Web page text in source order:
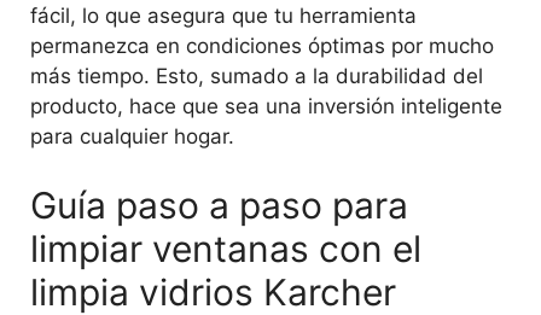
fácil, lo que asegura que tu herramienta
permanezca en condiciones óptimas por mucho
más tiempo. Esto, sumado a la durabilidad del
producto, hace que sea una inversión inteligente
para cualquier hogar.
Guía paso a paso para
limpiar ventanas con el
limpia vidrios Karcher